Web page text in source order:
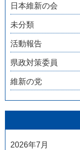
日本維新の会
未分類
活動報告
県政対策委員
維新の党
2026年7月